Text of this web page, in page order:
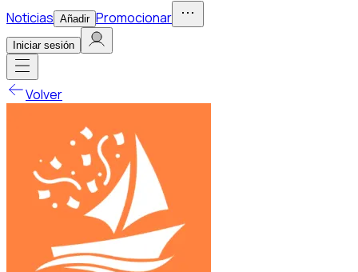
Noticias Añadir Promocionar
Iniciar sesión
Volver